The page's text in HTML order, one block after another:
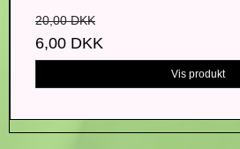
20,00 DKK
6,00 DKK
Vis produkt